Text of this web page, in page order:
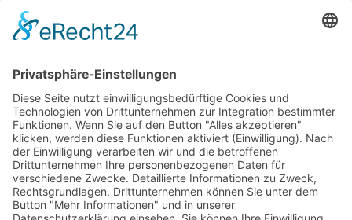
YouTube LinkedIn
100 km Verbrauch Test
Mercedes-Benz V-Klasse V 300 d Langstreckentest
25. September 2024